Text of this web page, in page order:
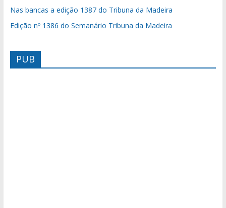
Nas bancas a edição 1387 do Tribuna da Madeira
Edição nº 1386 do Semanário Tribuna da Madeira
PUB